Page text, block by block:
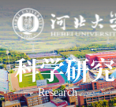
科学研究
Research